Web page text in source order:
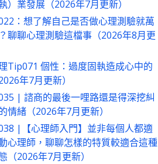
）業發展（2026年7月更新）
：想了解自己是否做心理測驗就萬
聊聊心理測驗這檔事（2026年8月更
Tip071 個性：過度固執造成心中的
年7月更新）
| 諮商的最後一哩路還是得深挖糾
情緒（2026年7月更新）
|【心理師入門】並非每個人都適
心理師，聊聊怎樣的特質較適合這種
（2026年7月更新）